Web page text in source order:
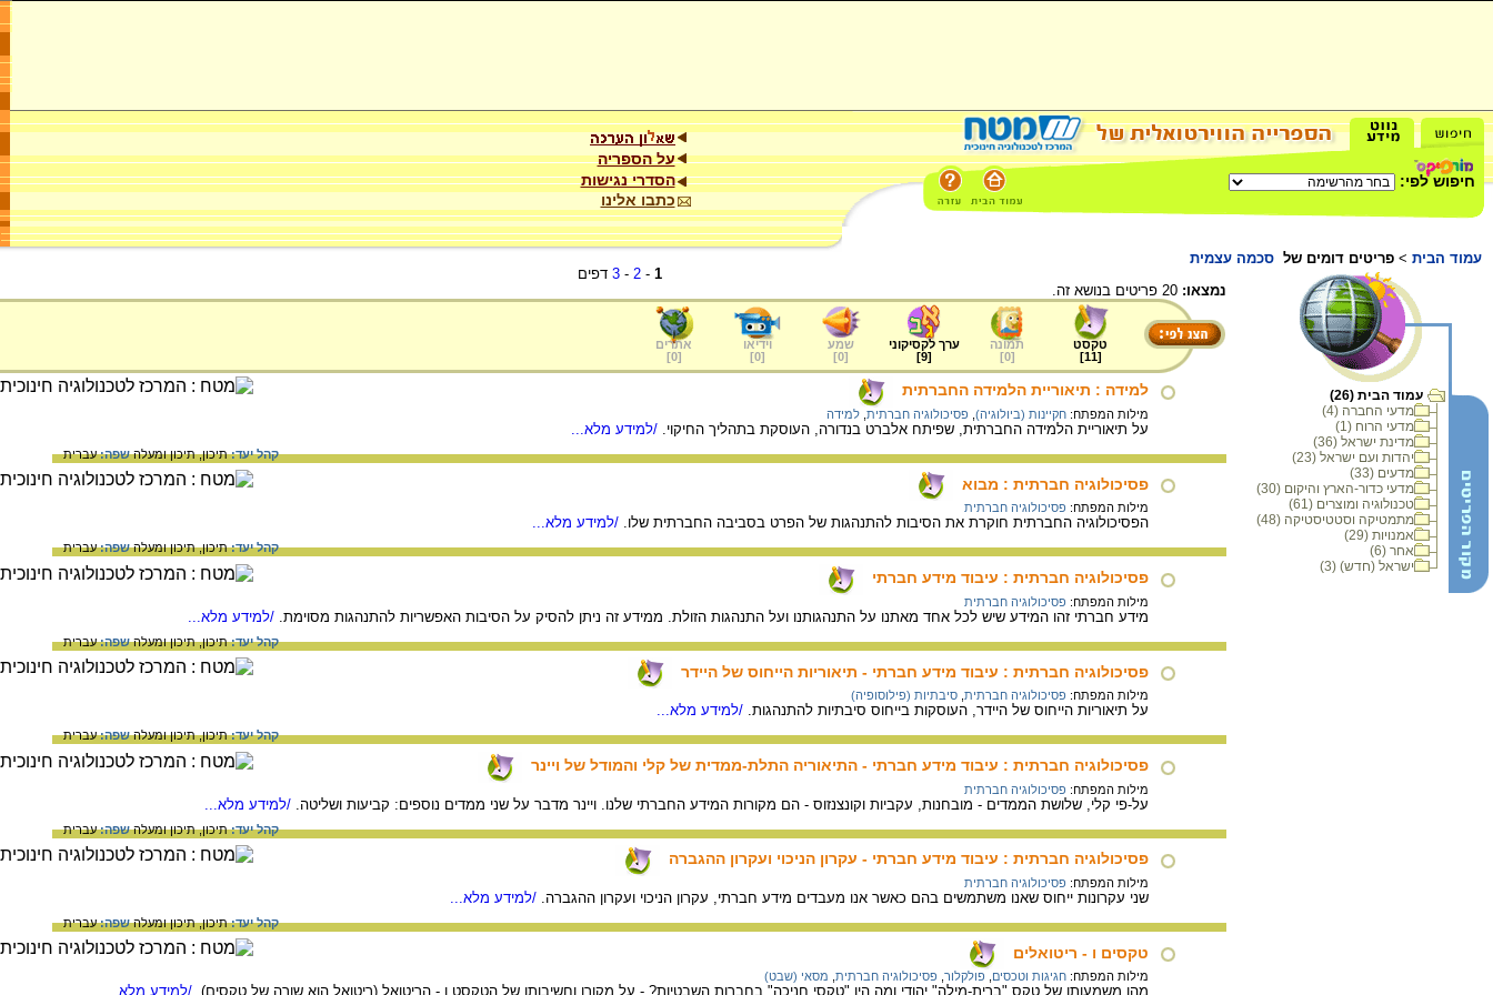
חיפוש לפי:
על הספריה
הסדרי נגישות
כתבו אלינו
עמוד הבית > פריטים דומים של סכמה עצמית
עמוד הבית (26)
מדעי החברה (4)
מדעי הרוח (1)
מדינת ישראל (36)
יהדות ועם ישראל (23)
מדעים (33)
מדעי כדור-הארץ והיקום (30)
טכנולוגיה ומוצרים (61)
מתמטיקה וסטטיסטיקה (48)
אמנויות (29)
אחר (6)
ישראל (חדש) (3)
1
-
2
-
3 דפים
נמצאו:
טקסט
[
11
]
תמונה
[
0
]
ערך לקסיקוני
[
9
]
שמע
[
0
]
וידיאו
[
0
]
אתרים
[
0
]
למידה : תיאוריית הלמידה החברתית
מילות המפתח: חקיינות (ביולוגיה) פסיכולוגיה חברתית למידה
על תיאוריית הלמידה החברתית, שפיתח אלברט בנדורה, העוסקת בתהליך החיקוי. /למידע מלא...
קהל יעד:תיכון,תיכון ומעלהשפה:עברית
פסיכולוגיה חברתית : מבוא
מילות המפתח: פסיכולוגיה חברתית
הפסיכולוגיה החברתית חוקרת את הסיבות להתנהגות של הפרט בסביבה החברתית שלו. /למידע מלא...
קהל יעד:תיכון,תיכון ומעלהשפה:עברית
פסיכולוגיה חברתית : עיבוד מידע חברתי
מילות המפתח: פסיכולוגיה חברתית
מידע חברתי זהו המידע שיש לכל אחד מאתנו על התנהגותנו ועל התנהגות הזולת. ממידע זה ניתן להסיק על הסיבות האפשריות להתנהגות מסוימת. /למידע מלא...
קהל יעד:תיכון,תיכון ומעלהשפה:עברית
פסיכולוגיה חברתית : עיבוד מידע חברתי - תיאוריות הייחוס של היידר
מילות המפתח: פסיכולוגיה חברתית סיבתיות (פילוסופיה)
על תיאוריות הייחוס של היידר, העוסקות בייחוס סיבתיות להתנהגות. /למידע מלא...
קהל יעד:תיכון,תיכון ומעלהשפה:עברית
פסיכולוגיה חברתית : עיבוד מידע חברתי - התיאוריה התלת-ממדית של קלי והמודל של ויינר
מילות המפתח: פסיכולוגיה חברתית
על-פי קלי, שלושת הממדים - מובחנות, עקביות וקונצנזוס - הם מקורות המידע החברתי שלנו. ויינר מדבר על שני ממדים נוספים: קביעות ושליטה. /למידע מלא...
קהל יעד:תיכון,תיכון ומעלהשפה:עברית
פסיכולוגיה חברתית : עיבוד מידע חברתי - עקרון הניכוי ועקרון ההגברה
מילות המפתח: פסיכולוגיה חברתית
שני עקרונות ייחוס שאנו משתמשים בהם כאשר אנו מעבדים מידע חברתי, עקרון הניכוי ועקרון ההגברה. /למידע מלא...
קהל יעד:תיכון,תיכון ומעלהשפה:עברית
טקסים ו - ריטואלים
מילות המפתח: חגיגות וטכסים פולקלור פסיכולוגיה חברתית מסאי (שבט)
מהו משמעותו של טקס "ברית-מילה" יהודי ומה היו "טקסי חניכה" בחברות השבטיות? - על מקורו וחשיבותו של הטקסט ו - הריטואל (ריטואל הוא שורה של טקסים). /למידע מלא...